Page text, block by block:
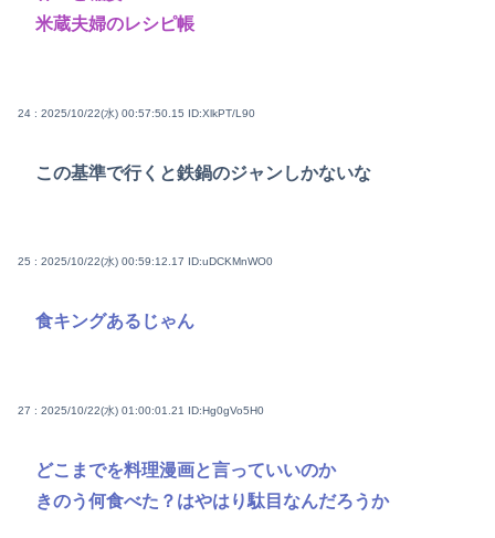
米蔵夫婦のレシピ帳
24 : 2025/10/22(水) 00:57:50.15 ID:XlkPT/L90
この基準で行くと鉄鍋のジャンしかないな
25 : 2025/10/22(水) 00:59:12.17 ID:uDCKMnWO0
食キングあるじゃん
27 : 2025/10/22(水) 01:00:01.21 ID:Hg0gVo5H0
どこまでを料理漫画と言っていいのか
きのう何食べた？はやはり駄目なんだろうか